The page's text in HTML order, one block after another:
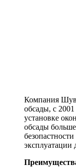
Компания
обсады, с 2001
установке
обсады
эксплуатации